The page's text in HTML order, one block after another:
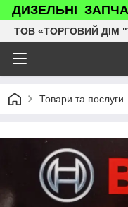
ДИЗЕЛЬНІ
ТОВ «ТОРГОВИЙ ДІМ
Товари та послуги